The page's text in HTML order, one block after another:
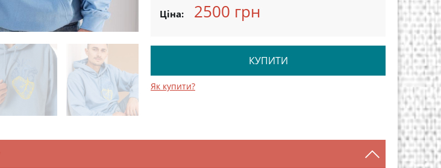
Ціна: 2500 грн
КУПИТИ
Як купити?